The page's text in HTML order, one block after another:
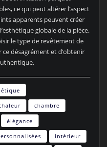
ce qui peut altérer l’aspect
apparents peuvent créer
globale de la pièce.
le type de revêtement de
désagrément et d’obtenir
chambre
élégance
intérieur